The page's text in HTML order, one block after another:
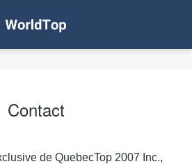
Contact
de QuebecTop 2007 Inc.,